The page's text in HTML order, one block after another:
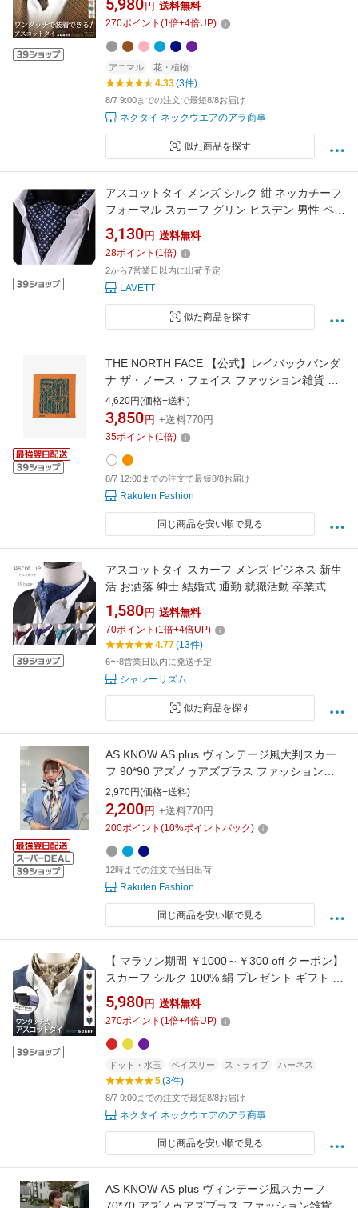
チ100％ プレゼント おしゃれ 簡単装着 男女兼
用 結婚式 レディース メンズ 誕生日 お祝い 旅
行 上品 時短 便利
5,980 円 送料無料
270ポイント (1倍+4倍UP)
アニマル 花・植物
4.33(3件)
8/7 9:00までの注文で最短8/8お届け
ネクタイ ネックウエアのアラ商事
似た商品を探す
アスコットタイ メンズ シルク 紺 ネッカチーフ
フォーマル スカーフ グリン ヒスデン 男性 ペイ
ズリー 結婚式 送料無料
3,130 円 送料無料
28ポイント (1倍)
2から7営業日以内に出荷予定
LAVETT
似た商品を探す
THE NORTH FACE 【公式】レイバックバンダ
ナ ザ・ノース・フェイス ファッション雑貨 ス
カーフ・バンダナ ホワイト オレンジ
4,620円(価格+送料)
3,850 円 +送料770円
35ポイント (1倍)
8/7 12:00までの注文で最短8/8お届け
Rakuten Fashion
同じ商品を安い順で見る
アスコットタイ スカーフ メンズ ビジネス 新生
活 お洒落 紳士 結婚式 通勤 就職活動 卒業式 二
次会 敬老の日 パーティ アスコットスカーフ フ
ォーマル ペイズリー柄 花柄 男性 シンプル タキ
シード 就活 ギフト プレゼント 父の日 洗える
1,580 円 送料無料
70ポイント (1倍+4倍UP)
4.77(13件)
6〜8営業日以内に発送予定
シャレーリズム
似た商品を探す
AS KNOW AS plus ヴィンテージ風大判スカー
フ 90*90 アズノゥアズプラス ファッション雑
貨 スカーフ・バンダナ グレー ネイビー ブラウ
ン ブルー
2,970円(価格+送料)
2,200 円 +送料770円
200ポイント (10%ポイントバック)
12時までの注文で当日出荷
Rakuten Fashion
同じ商品を安い順で見る
【 マラソン期間 ￥1000～￥300 off クーポン】
スカーフ シルク 100% 絹 プレゼント ギフト 簡
単 ミニスカーフ アスコットタイ レディース メ
ンズ 首元 シワ隠し 日焼け防止 40代 50代 60代
70代 おしゃれ エレガント 上品 旅行 敬老の日
送料無料
5,980 円 送料無料
270ポイント (1倍+4倍UP)
ドット・水玉 ペイズリー ストライプ ハーネス
5(3件)
8/7 9:00までの注文で最短8/8お届け
ネクタイ ネックウエアのアラ商事
同じ商品を安い順で見る
AS KNOW AS plus ヴィンテージ風スカーフ